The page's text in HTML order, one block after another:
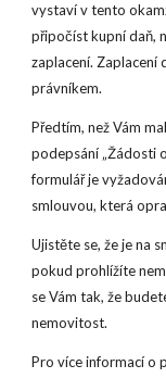
vystaví v tento
připočíst kupní daň,
zaplacení.
právníkem.
Předtím, než Vám
podepsání „Žádosti
formulář je
smlouvou, která
Ujistěte se, že je na
pokud prohlížíte
se Vám tak, že
nemovitost.
Pro více informací o